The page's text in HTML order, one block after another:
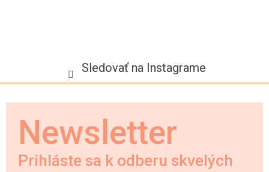
Sledovať na Instagrame
Newsletter
Prihláste sa k odberu skvelých